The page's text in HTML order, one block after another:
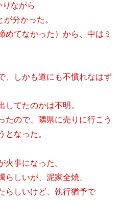
ながら
分かった。
めてなかった）から、中はミ
、しかも道にも不慣れなはず
してたのかは不明。
たので、隣県に売りに行こう
となった。
火事になった。
らしいが、泥家全焼、
らしいけど、執行猶予で